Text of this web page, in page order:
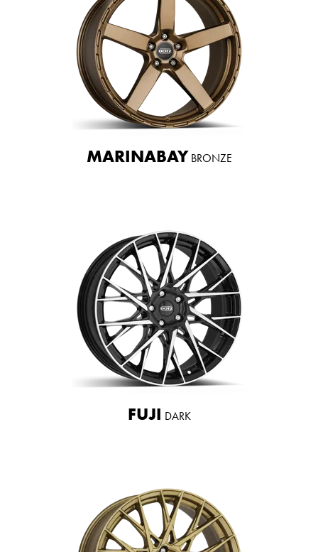
MARINABAY BRONZE
FUJI DARK